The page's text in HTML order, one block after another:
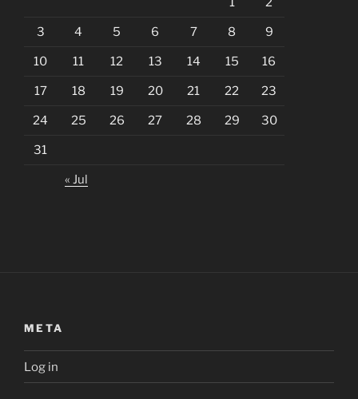
3 4 5 6 7 8 9
10 11 12 13 14 15 16
17 18 19 20 21 22 23
24 25 26 27 28 29 30
31
« Jul
META
Log in